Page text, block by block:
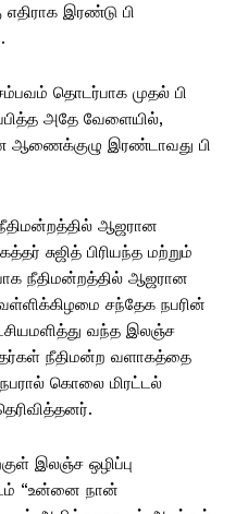
இரண்டு பி
தொடர்பாக முதல் பி
அதே வேளையில்,
இரண்டாவது பி
ஆஜரான
சுஜித் பிரியந்த மற்றும்
நீதிமன்றத்தில் ஆஜரான
சந்தேக நபரின்
வந்த இலஞ்ச
நீதிமன்ற வளாகத்தை
நபரால் கொலை மிரட்டல்
இலஞ்ச ஒழிப்பு
“உன்னை நான்